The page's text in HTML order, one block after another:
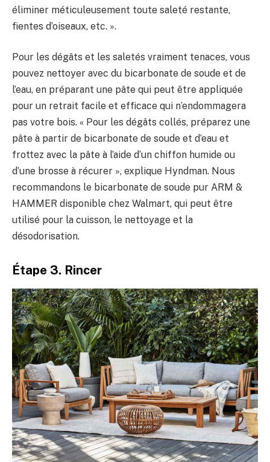
éliminer méticuleusement toute saleté restante,
fientes d’oiseaux, etc. ».
Pour les dégâts et les saletés vraiment tenaces, vous
pouvez nettoyer avec du bicarbonate de soude et de
l’eau, en préparant une pâte qui peut être appliquée
pour un retrait facile et efficace qui n’endommagera
pas votre bois. « Pour les dégâts collés, préparez une
pâte à partir de bicarbonate de soude et d’eau et
frottez avec la pâte à l’aide d’un chiffon humide ou
d’une brosse à récurer », explique Hyndman. Nous
recommandons le bicarbonate de soude pur ARM &
HAMMER disponible chez Walmart, qui peut être
utilisé pour la cuisson, le nettoyage et la
désodorisation.
Étape 3. Rincer